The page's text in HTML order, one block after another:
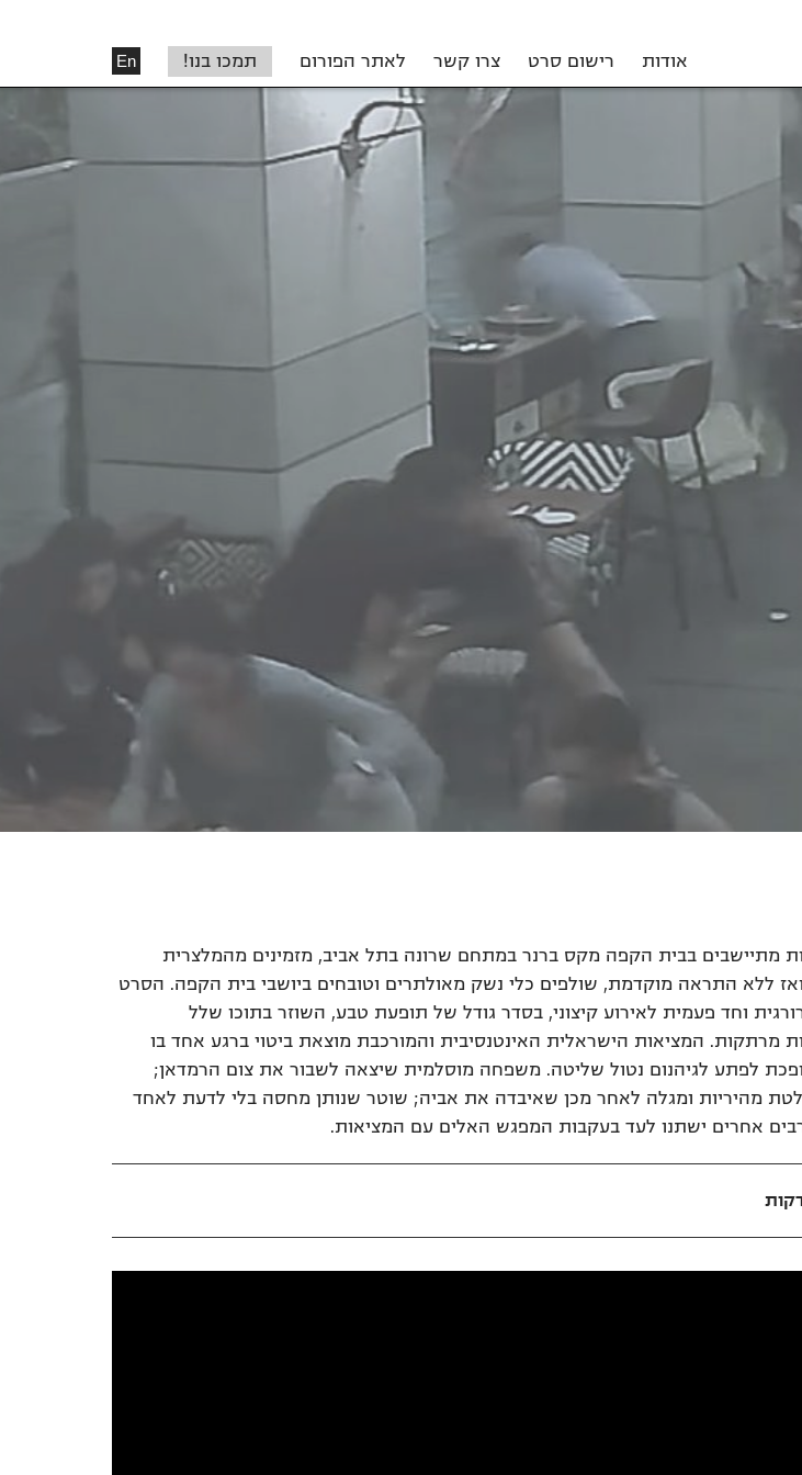
אודות רישום סרט צרו קשר לאתר הפורום תמכו בנו! En
מתיישבים בבית הקפה מקס ברנר במתחם שרונה בתל אביב, מזמינים מהמלצרית
ואז ללא התראה מוקדמת, שולפים כלי נשק מאולתרים וטובחים ביושבי בית הקפה. הסרט
וחד פעמית לאירוע קיצוני, בסדר גודל של תופעת טבע, השוזר בתוכו שלל
מרתקות. המציאות הישראלית האינטנסיבית והמורכבת מוצאת ביטוי ברגע אחד בו
לפתע לגיהנום נטול שליטה. משפחה מוסלמית שיצאה לשבור את צום הרמדאן;
מהיריות ומגלה לאחר מכן שאיבדה את אביה; שוטר שנותן מחסה בלי לדעת לאחד
אחרים ישתנו לעד בעקבות המפגש האלים עם המציאות.